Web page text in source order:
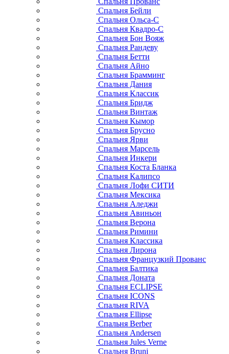
Спальня Бейли
Спальня Ольса-С
Спальня Квадро-С
Спальня Бон Вояж
Спальня Рандеву
Спальня Бетти
Спальня Айно
Спальня Брамминг
Спальня Дания
Спальня Классик
Спальня Бридж
Спальня Винтаж
Спальня Кымор
Спальня Брусно
Спальня Ярви
Спальня Марсель
Спальня Инкери
Спальня Коста Бланка
Спальня Калипсо
Спальня Лофи СИТИ
Спальня Мексика
Спальня Аледжи
Спальня Авиньон
Спальня Верона
Спальня Римини
Спальня Классика
Спальня Лирона
Спальня Французкий Прованс
Спальня Балтика
Спальня Доната
Спальня ECLIPSE
Спальня ICONS
Спальня RIVA
Спальня Ellipse
Спальня Berber
Спальня Andersen
Спальня Jules Verne
Спальня Bruni